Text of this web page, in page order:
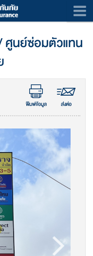
ศูนย์ซ่อมตัวแทน
พิมพ์ข้อมูล ส่งต่อ